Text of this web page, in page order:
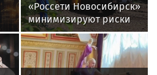
«Россети Новосибирск»
минимизируют риски
повреждений ЛЭП за
счет масштабной
расчистки просек